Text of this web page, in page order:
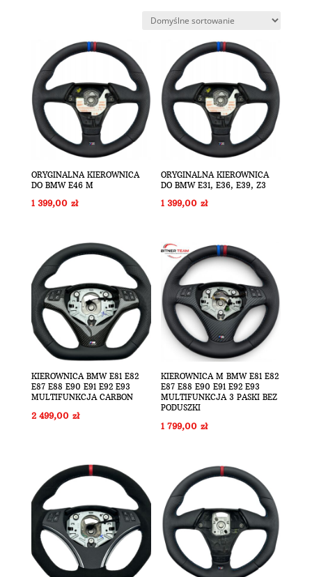
ORYGINALNA KIEROWNICA
DO BMW E46 M
1 399,00 zł
ORYGINALNA KIEROWNICA
DO BMW E31, E36, E39, Z3
1 399,00zł
KIEROWNICA BMW E81 E82
E87 E88 E90 E91 E92 E93
MULTIFUNKCJA CARBON
2 499,00 zł
KIEROWNICA M BMW E81 E82
E87 E88 E90 E91 E92 E93
MULTIFUNKCJA 3 PASKI BEZ
PODUSZKI
1 799,00zł